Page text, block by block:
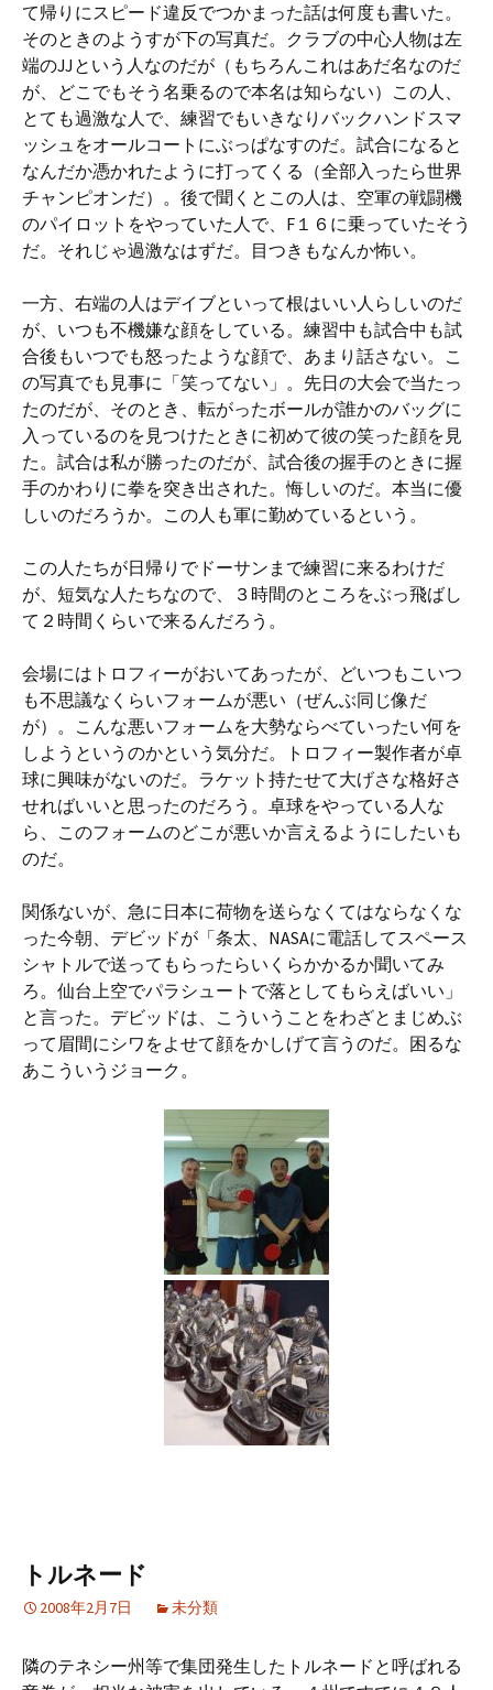
て帰りにスピード違反でつかまった話は何度も書いた。
そのときのようすが下の写真だ。クラブの中心人物は左
端のJJという人なのだが（もちろんこれはあだ名なのだ
が、どこでもそう名乗るので本名は知らない）この人、
とても過激な人で、練習でもいきなりバックハンドスマ
ッシュをオールコートにぶっぱなすのだ。試合になると
なんだか憑かれたように打ってくる（全部入ったら世界
チャンピオンだ）。後で聞くとこの人は、空軍の戦闘機
のパイロットをやっていた人で、F１６に乗っていたそう
だ。それじゃ過激なはずだ。目つきもなんか怖い。
一方、右端の人はデイブといって根はいい人らしいのだ
が、いつも不機嫌な顔をしている。練習中も試合中も試
合後もいつでも怒ったような顔で、あまり話さない。こ
の写真でも見事に「笑ってない」。先日の大会で当たっ
たのだが、そのとき、転がったボールが誰かのバッグに
入っているのを見つけたときに初めて彼の笑った顔を見
た。試合は私が勝ったのだが、試合後の握手のときに握
手のかわりに拳を突き出された。悔しいのだ。本当に優
しいのだろうか。この人も軍に勤めているという。
この人たちが日帰りでドーサンまで練習に来るわけだ
が、短気な人たちなので、３時間のところをぶっ飛ばし
て２時間くらいで来るんだろう。
会場にはトロフィーがおいてあったが、どいつもこいつ
も不思議なくらいフォームが悪い（ぜんぶ同じ像だ
が）。こんな悪いフォームを大勢ならべていったい何を
しようというのかという気分だ。トロフィー製作者が卓
球に興味がないのだ。ラケット持たせて大げさな格好さ
せればいいと思ったのだろう。卓球をやっている人な
ら、このフォームのどこが悪いか言えるようにしたいも
のだ。
関係ないが、急に日本に荷物を送らなくてはならなくな
った今朝、デビッドが「条太、NASAに電話してスペース
シャトルで送ってもらったらいくらかかるか聞いてみ
ろ。仙台上空でパラシュートで落としてもらえばいい」
と言った。デビッドは、こういうことをわざとまじめぶ
って眉間にシワをよせて顔をかしげて言うのだ。困るな
あこういうジョーク。
トルネード
2008年2月7日 未分類
隣のテネシー州等で集団発生したトルネードと呼ばれる